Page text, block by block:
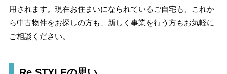
用されます。現在お住まいになられているご自宅も、これか
ら中古物件をお探しの方も、新しく事業を行う方もお気軽に
ご相談ください。